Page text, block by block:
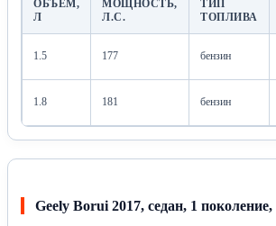
ОБЪЁМ,
Л
МОЩНОСТЬ,
Л.С.
ТИП
ТОПЛИВА
1.5 177 бензин
1.8 181 бензин
Geely Borui 2017, седан, 1